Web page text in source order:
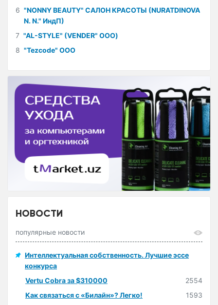
6 "NONNY BEAUTY" САЛОН КРАСОТЫ (NURATDINOVA
N. N." ИндП)
7 "AL-STYLE" (VENDER" ООО)
8 "Tezcode" ООО
НОВОСТИ
популярные новости
Интеллектуальная собственность. Лучшие эссе
конкурса
Vertu Cobra за $310000
2554
Как связаться с «Билайн»? Легко!
1593